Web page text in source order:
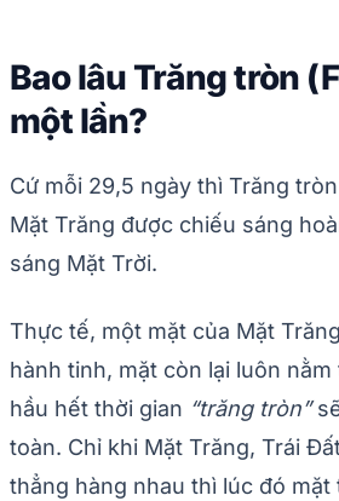
Bao lâu Trăng tròn
một lần?
Cứ mỗi 29,5 ngày thì Trăng
Mặt Trăng được chiếu sáng
sáng Mặt Trời.
Thực tế, một mặt của Mặt
hành tinh, mặt còn lại luôn
hầu hết thời gian “trăng tròn”
toàn. Chỉ khi Mặt Trăng, Trái
thẳng hàng nhau thì lúc đó